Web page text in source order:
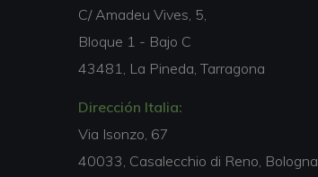
C/ Amadeu Vives, 5,
Bloque 1 - Bajo C
43481, La Pineda, Tarragona
Dirección Italia:
Via Isonzo, 67
40033, Casalecchio di Reno, Bologna